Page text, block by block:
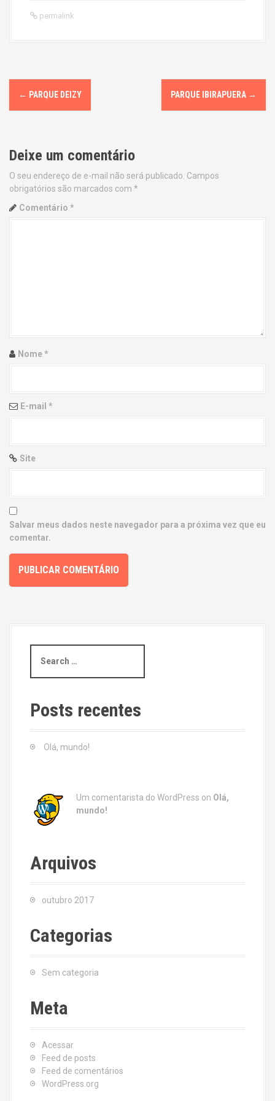
permalink
P
o
t
n
a
i
n
← PARQUE DEIZY PARQUE IBIRAPUERA →
Deixe um comentário
O seu endereço de e-mail não será publicado. Campos
obrigatórios são marcados com *
Comentário *
Nome*
E-mail *
Site
Salvar meus dados neste navegador para a próxima vez que eu
comentar.
a
c
h
Posts recentes
Olá, mundo!
Um comentarista do WordPress on Olá,
mundo!
Arquivos
outubro 2017
Categorias
Sem categoria
Meta
Acessar
Feed de posts
Feed de comentários
WordPress.org